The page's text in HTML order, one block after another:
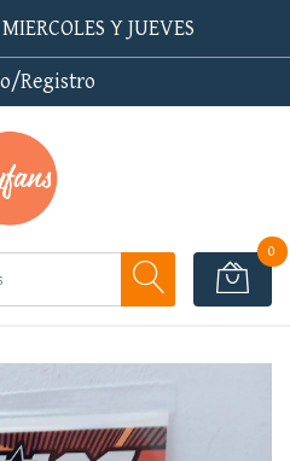
Y JUEVES
Registro
0